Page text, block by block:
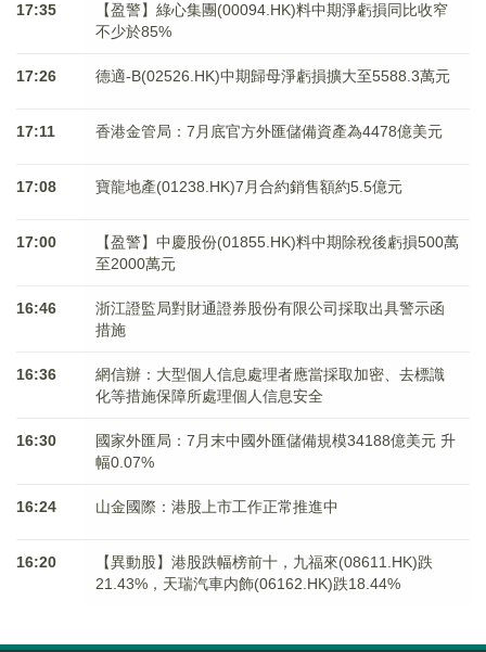
17:35
【盈警】綠心集團(00094.HK)料中期淨虧損同比收窄
不少於85%
17:26 德適-B(02526.HK)中期歸母淨虧損擴大至5588.3萬元
17:11 香港金管局：7月底官方外匯儲備資產為4478億美元
17:08 寶龍地產(01238.HK)7月合約銷售額約5.5億元
17:00
【盈警】中慶股份(01855.HK)料中期除稅後虧損500萬
至2000萬元
16:46
浙江證監局對財通證券股份有限公司採取出具警示函
措施
16:36
網信辦：大型個人信息處理者應當採取加密、去標識
化等措施保障所處理個人信息安全
16:30
國家外匯局：7月末中國外匯儲備規模34188億美元 升
幅0.07%
16:24 山金國際：港股上市工作正常推進中
16:20
【異動股】港股跌幅榜前十，九福來(08611.HK)跌
21.43%，天瑞汽車内飾(06162.HK)跌18.44%